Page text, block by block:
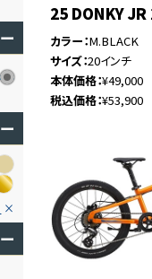
ー
ー
ー
25 DONKY JR
カラー M.BLACK
サイズ 20インチ
本体価格 ¥49,000
税込価格 ¥53,900